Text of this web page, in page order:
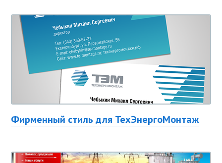
Фирменный стиль для ТехЭнергоМонтаж